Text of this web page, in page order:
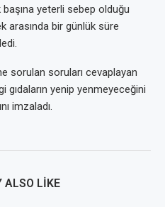
yeterli sebep olduğu
arasında bir günlük süre
sorulan soruları cevaplayan
gıdaların yenip yenmeyeceğini
imzaladı.
ALSO LIKE